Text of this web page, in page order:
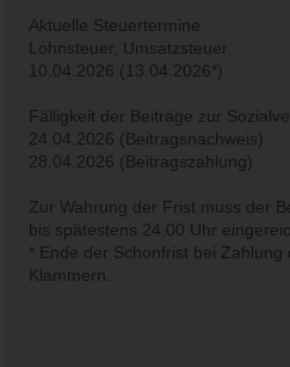
Aktuelle Steuertermine
Lohnsteuer, Umsatzsteuer
10.04.2026 (13.04.2026*)
Fälligkeit der Beiträge zur
24.04.2026 (Beitragsnachweis)
28.04.2026 (Beitragszahlung)
Zur Wahrung der Frist muss der
bis spätestens 24.00 Uhr
* Ende der Schonfrist bei Zahlung
Klammern.